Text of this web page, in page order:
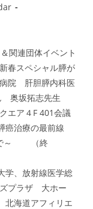
関連団体イベント
スペシャル膵が
病院 肝胆膵内科医
坂拓志先生
４F 401会議
治療の最前線
で～ （終
ジャパン
学、放射線医学総
ザ 大ホー
海道アフィリエ